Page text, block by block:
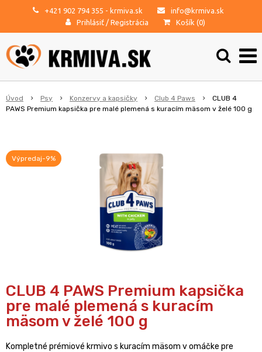
+421 902 794 355 - krmiva.sk
info@krmiva.sk
Prihlásiť / Registrácia Košík (0)
Úvod Psy Konzervy a kapsičky Club 4 Paws
CLUB 4
PAWS Premium kapsička pre malé plemená s kuracím mäsom v želé 100 g
Výpredaj-9%
CLUB 4 PAWS Premium kapsička
pre malé plemená s kuracím
mäsom v želé 100 g
Kompletné prémiové krmivo s kuracím mäsom v omáčke pre